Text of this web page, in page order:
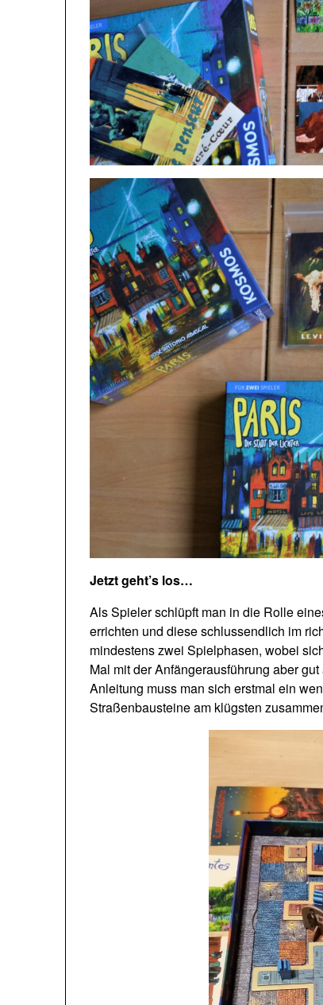
Jetzt geht’s los…
Als Spieler schlüpft man in die Rolle
errichten und diese schlussendlich im
mindestens zwei Spielphasen, wobei
Mal mit der Anfängerausführung aber
Anleitung muss man sich erstmal ein
Straßenbausteine am klügsten